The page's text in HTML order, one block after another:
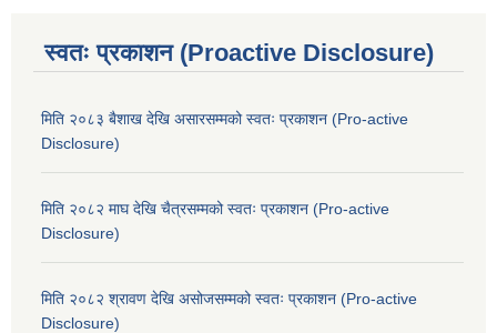
स्वतः प्रकाशन (Proactive Disclosure)
मिति २०८३ बैशाख देखि असारसम्मको स्वतः प्रकाशन (Pro-active
Disclosure)
मिति २०८२ माघ देखि चैत्रसम्मको स्वतः प्रकाशन (Pro-active
Disclosure)
मिति २०८२ श्रावण देखि असोजसम्मको स्वतः प्रकाशन (Pro-active
Disclosure)